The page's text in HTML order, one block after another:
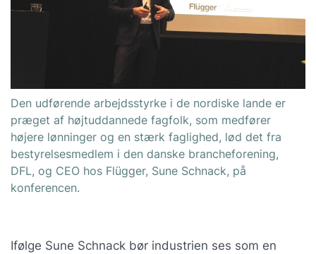
Den udførende arbejdsstyrke i de nordiske lande er
præget af højtuddannede fagfolk, som medfører
højere lønninger og en stærk faglighed, lød det fra
bestyrelsesmedlem i den danske brancheforening,
DFL, og CEO hos Flügger, Sune Schnack, på
konferencen.
Ifølge Sune Schnack bør industrien ses som en